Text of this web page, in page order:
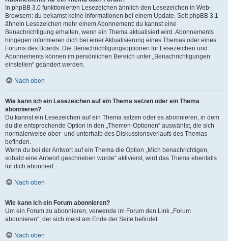
In phpBB 3.0 funktionierten Lesezeichen ähnlich den Lesezeichen in Web-
Browsern: du bekamst keine Informationen bei einem Update. Seit phpBB 3.1
ähneln Lesezeichen mehr einem Abonnement: du kannst eine
Benachrichtigung erhalten, wenn ein Thema aktualisiert wird. Abonnements
hingegen informieren dich bei einer Aktualisierung eines Themas oder eines
Forums des Boards. Die Benachrichtigungsoptionen für Lesezeichen und
Abonnements können im persönlichen Bereich unter „Benachrichtigungen
einstellen“ geändert werden.
Nach oben
Wie kann ich ein Lesezeichen auf ein Thema setzen oder ein Thema
abonnieren?
Du kannst ein Lesezeichen auf ein Thema setzen oder es abonnieren, in dem
du die entsprechende Option in den „Themen-Optionen“ auswählst, die sich
normalerweise ober- und unterhalb des Diskussionsverlaufs des Themas
befinden.
Wenn du bei der Antwort auf ein Thema die Option „Mich benachrichtigen,
sobald eine Antwort geschrieben wurde“ aktivierst, wird das Thema ebenfalls
für dich abonniert.
Nach oben
Wie kann ich ein Forum abonnieren?
Um ein Forum zu abonnieren, verwende im Forum den Link „Forum
abonnieren“, der sich meist am Ende der Seite befindet.
Nach oben